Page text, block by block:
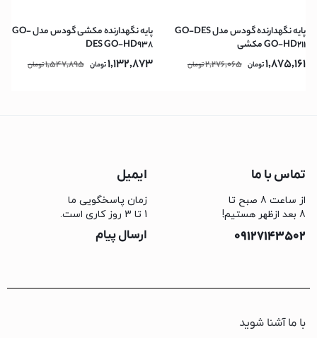
پایه نگهدارنده گودس مدل GO-DES
GO-HD211 مکشی
1,875,161تومان 2,276,065تومان
پایه نگهدارنده مکشی گودس مدل GO-
DES GO-HD938
1,132,873تومان 1,547,895تومان
تماس با ما
از ساعت 8 صبح تا
8 بعد ازظهر هستیم!
09127143502
ایمیل
زمان پاسخگویی ما
1 تا 3 روز کاری است.
ارسال پیام
با ما آشنا شوید